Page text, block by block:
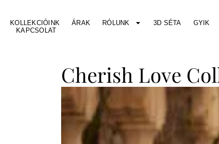
KOLLEKCIÓINK ÁRAK RÓLUNK 3D SÉTA GYIK
KAPCSOLAT
Cherish Love